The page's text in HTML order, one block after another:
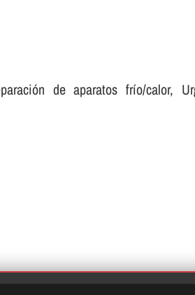
de aparatos frí­o/calor,